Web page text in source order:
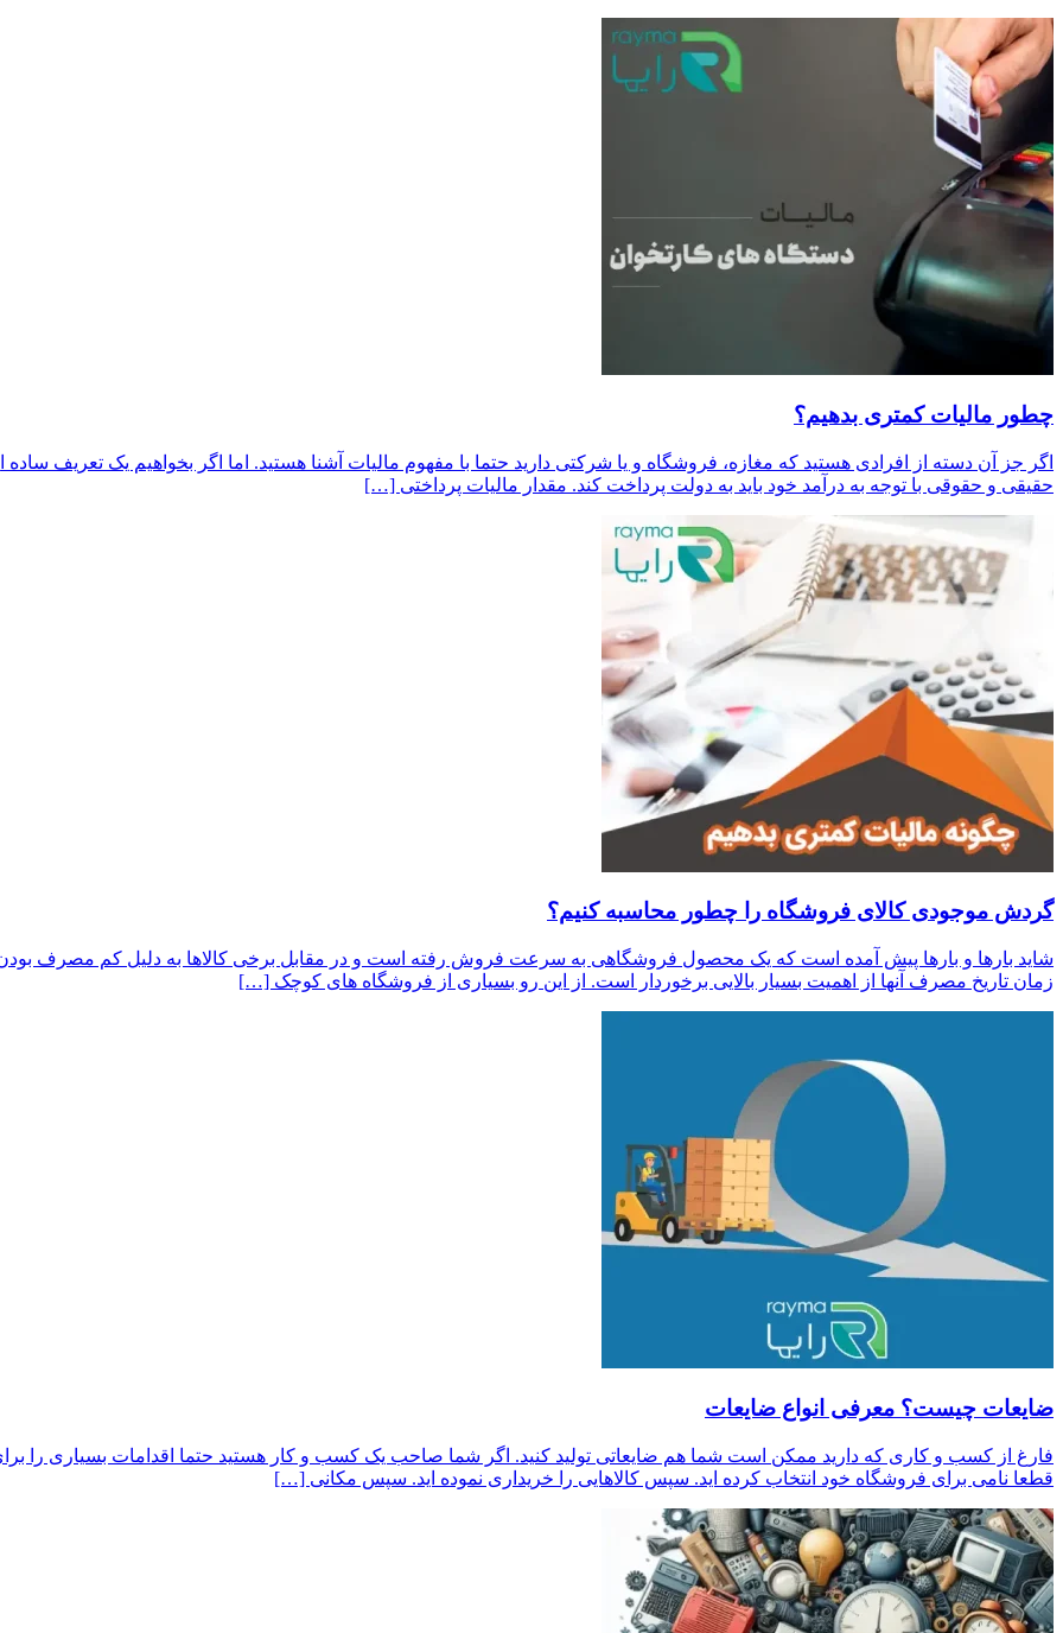
چطور مالیات کمتری بدهیم؟
اگر جز آن دسته از افرادی هستید که مغازه‌، فروشگاه و یا شرکتی دارید حتما با مفهوم مالیات آشنا هستید. اما اگر بخواهیم یک تعریف ساده
حقیقی و حقوقی با توجه به درآمد خود باید به دولت پرداخت کند. مقدار مالیات پرداختی […]
گردش موجودی کالای فروشگاه را چطور محاسبه کنیم؟
شاید بارها و بارها پیش آمده است که یک محصول فروشگاهی به سرعت فروش رفته است و در مقابل برخی کالاها به دلیل کم مصرف
زمان تاریخ مصرف آنها از اهمیت بسیار بالایی برخوردار است. از این‌ رو بسیاری از فروشگاه های کوچک […]
ضایعات چیست؟ معرفی انواع ضایعات
فارغ از کسب و کاری که دارید ممکن است شما هم ضایعاتی تولید کنید. اگر شما صاحب یک کسب و کار هستید حتما اقدامات بسیاری را
قطعا نامی برای فروشگاه خود انتخاب کرده اید. سپس کالاهایی را خریداری نموده اید. سپس مکانی […]